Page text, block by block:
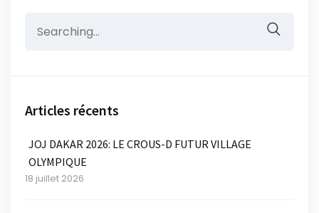
for:
Articles récents
JOJ DAKAR 2026: LE CROUS-D FUTUR VILLAGE
OLYMPIQUE
18 juillet 2026